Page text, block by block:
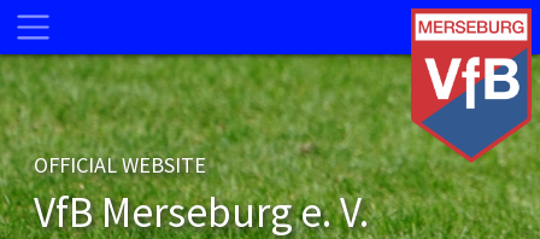
OFFICIAL WEBSITE
VfB Merseburg e. V.